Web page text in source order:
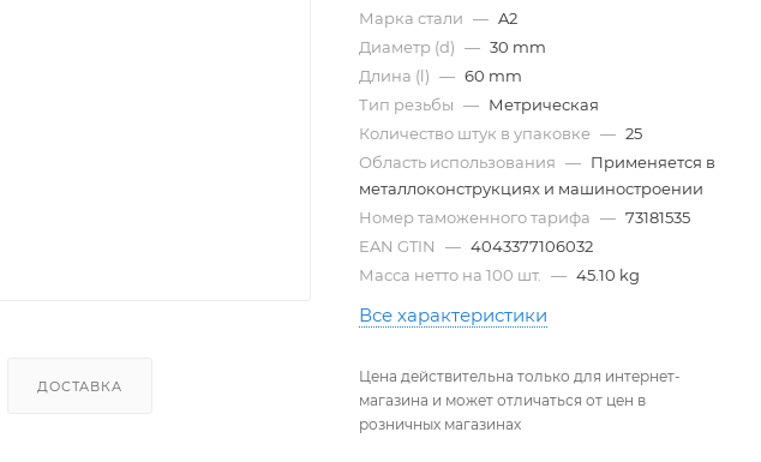
ДОСТАВКА
Марка стали — A2
Диаметр (d) — 30 mm
Длина (l) — 60 mm
Тип резьбы — Метрическая
Количество штук в упаковке — 25
Область использования — Применяется в
металлоконструкциях и машиностроении
Номер таможенного тарифа — 73181535
EAN GTIN
— 4043377106032
Масса нетто на 100 шт.
— 45.10 kg
Все характеристики
Цена действительна только для интернет-
магазина и может отличаться от цен в
розничных магазинах